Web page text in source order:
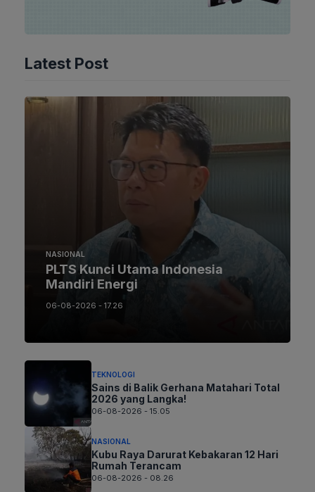
Latest Post
NASIONAL
PLTS Kunci Utama Indonesia
Mandiri Energi
06-08-2026 - 17.26
TEKNOLOGI
Sains di Balik Gerhana Matahari Total
2026 yang Langka!
06-08-2026 - 15.05
NASIONAL
Kubu Raya Darurat Kebakaran 12 Hari
Rumah Terancam
06-08-2026 - 08.26